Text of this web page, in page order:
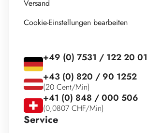
Versand
Cookie-Einstellungen bearbeiten
Service
+49 (0) 7531 / 122 20 01
+43 (0) 820 / 90 1252
(20 Cent/Min)
+41 (0) 848 / 000 506
(0,0807 CHF/Min)